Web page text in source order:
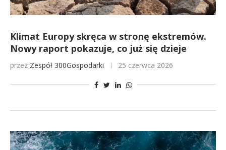
Klimat Europy skręca w stronę ekstremów.
Nowy raport pokazuje, co już się dzieje
przez Zespół 300Gospodarki 25 czerwca 2026